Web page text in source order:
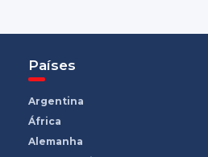
Países
Argentina
África
Alemanha